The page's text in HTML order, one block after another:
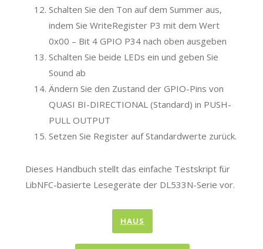
Schalten Sie den Ton auf dem Summer aus,
indem Sie WriteRegister P3 mit dem Wert
0x00 – Bit 4 GPIO P34 nach oben ausgeben
Schalten Sie beide LEDs ein und geben Sie
Sound ab
Ändern Sie den Zustand der GPIO-Pins von
QUASI BI-DIRECTIONAL (Standard) in PUSH-
PULL OUTPUT
Setzen Sie Register auf Standardwerte zurück.
Dieses Handbuch stellt das einfache Testskript für
LibNFC-basierte Lesegeräte der DL533N-Serie vor.
HAUS